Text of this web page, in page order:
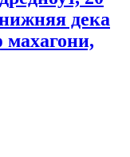
дека
махагони,